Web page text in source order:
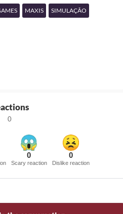
MAXIS SIMULAÇÃO
0
0
Scary reaction
0
Dislike reaction